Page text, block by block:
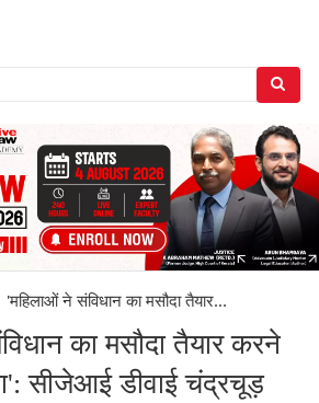
'महिलाओं ने संविधान का मसौदा तैयार...
का मसौदा तैयार करने
सीजेआई डीवाई चंद्रचूड़